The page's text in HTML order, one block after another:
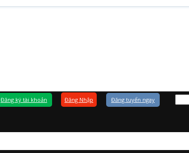
Đăng ký tài khoản Đăng Nhập Đăng tuyển ngay